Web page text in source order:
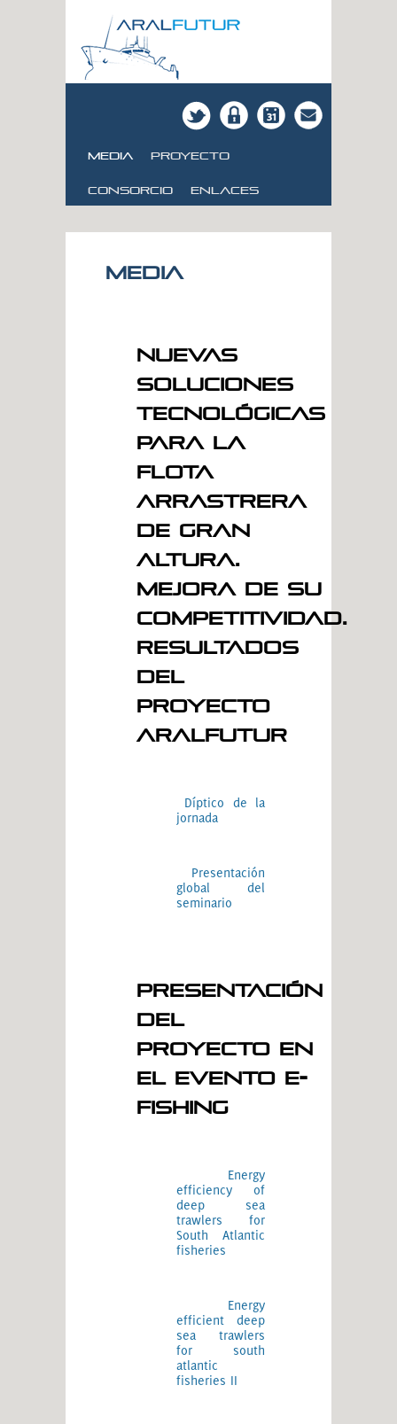
Media Proyecto
consorcio Enlaces
Media
Nuevas
Soluciones
Tecnológicas
para la
Flota
Arrastrera
de Gran
Altura.
Mejora de su
competitividad.
Resultados
del
proyecto
ARALFUTUR
Díptico de la
jornada
Presentación
global del
seminario
PRESENTACIÓN
DEL
PROYECTO EN
EL EVENTO E-
FISHING
Energy
efficiency of
deep sea
trawlers for
South Atlantic
fisheries
Energy
efficient deep
sea trawlers
for south
atlantic
fisheries II